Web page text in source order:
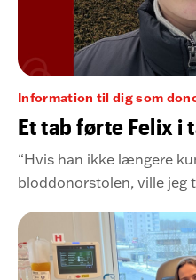
Information til dig som
Et tab førte Felix i
“Hvis han ikke længere
bloddonorstolen, ville jeg